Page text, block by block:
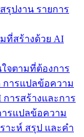
รุปงาน รายการ
ที่สร้างด้วย AI
จตามที่ต้องการ
การแปลข้อความ
การสร้างและการ
รแปลข้อความ
าะห์ สรุป และคำ